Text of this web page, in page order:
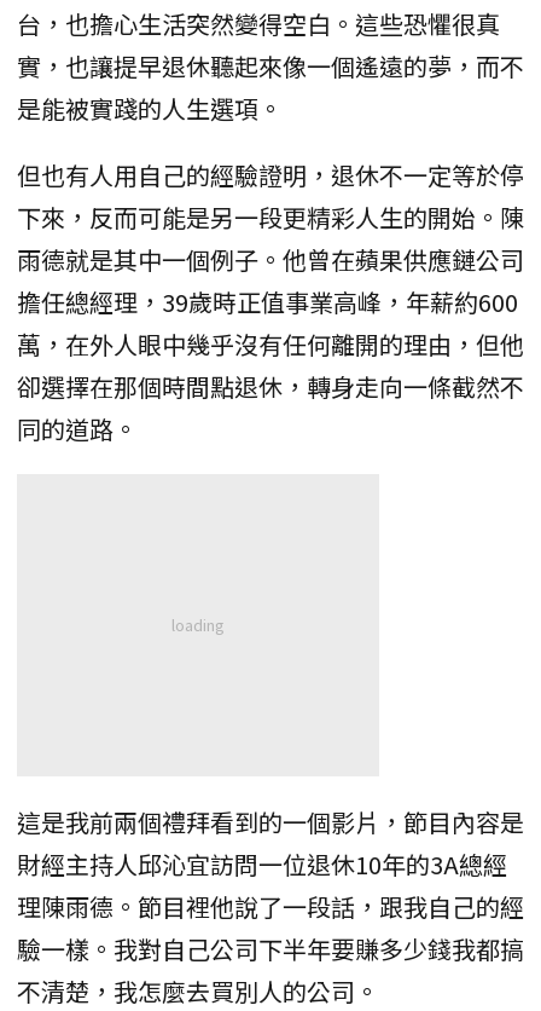
台，也擔心生活突然變得空白。這些恐懼很真
實，也讓提早退休聽起來像一個遙遠的夢，而不
是能被實踐的人生選項。
但也有人用自己的經驗證明，退休不一定等於停
下來，反而可能是另一段更精彩人生的開始。陳
雨德就是其中一個例子。他曾在蘋果供應鏈公司
擔任總經理，39歲時正值事業高峰，年薪約600
萬，在外人眼中幾乎沒有任何離開的理由，但他
卻選擇在那個時間點退休，轉身走向一條截然不
同的道路。
這是我前兩個禮拜看到的一個影片，節目內容是
財經主持人邱沁宜訪問一位退休10年的3A總經
理陳雨德。節目裡他說了一段話，跟我自己的經
驗一樣。我對自己公司下半年要賺多少錢我都搞
不清楚，我怎麼去買別人的公司。